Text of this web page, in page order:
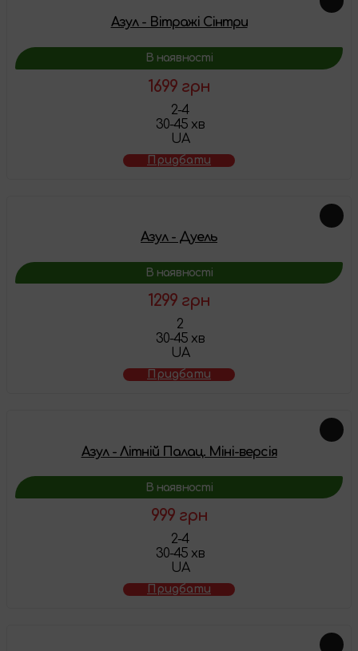
Азул - Вітражі Сінтри
В наявності
1699 грн
2-4
30-45 хв
UA
Придбати
Азул - Дуель
В наявності
1299 грн
2
30-45 хв
UA
Придбати
Азул - Літній Палац. Міні-версія
В наявності
999 грн
2-4
30-45 хв
UA
Придбати